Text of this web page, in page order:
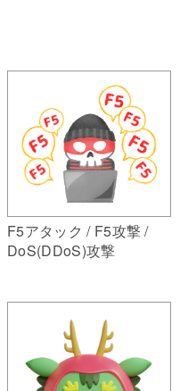
F5アタック / F5攻撃 /
DoS(DDoS)攻撃